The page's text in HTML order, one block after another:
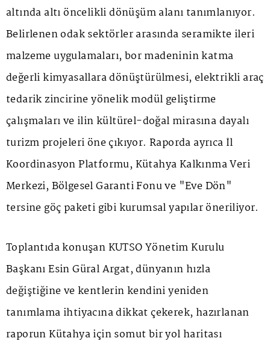
altında altı öncelikli dönüşüm alanı tanımlanıyor.
Belirlenen odak sektörler arasında seramikte ileri
malzeme uygulamaları, bor madeninin katma
değerli kimyasallara dönüştürülmesi, elektrikli araç
tedarik zincirine yönelik modül geliştirme
çalışmaları ve ilin kültürel-doğal mirasına dayalı
turizm projeleri öne çıkıyor. Raporda ayrıca İl
Koordinasyon Platformu, Kütahya Kalkınma Veri
Merkezi, Bölgesel Garanti Fonu ve "Eve Dön"
tersine göç paketi gibi kurumsal yapılar öneriliyor.
Toplantıda konuşan KUTSO Yönetim Kurulu
Başkanı Esin Güral Argat, dünyanın hızla
değiştiğine ve kentlerin kendini yeniden
tanımlama ihtiyacına dikkat çekerek, hazırlanan
raporun Kütahya için somut bir yol haritası